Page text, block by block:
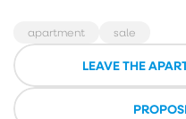
apartment sale
LEAVE THE